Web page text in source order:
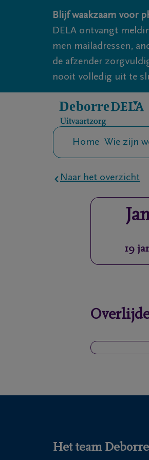
Overslaan en naar inhoud gaan
Blijf waakzaam voor
DELA ontvangt
men mailadressen,
de afzender
nooit volledig uit te
Home Wie zijn
Naar het overzicht
19
Het team